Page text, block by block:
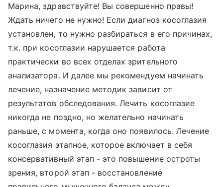
Марина, здравствуйте! Вы совершенно правы!
Ждать ничего не нужно! Если диагноз косоглазия
установлен, то нужно разбираться в его причинах,
т.к. при косоглазии нарушается работа
практически во всех отделах зрительного
анализатора. И далее мы рекомендуем начинать
лечение, назначение методик зависит от
результатов обследования. Лечить косоглазие
никогда не поздно, но желательно начинать
раньше, с момента, когда оно появилось. Лечение
косоглазия этапное, которое включает в себя
консервативный этап - это повышение остроты
зрения, второй этап - восстановление